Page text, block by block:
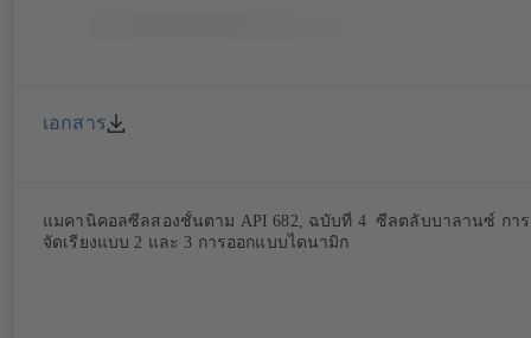
เอกสาร
แมคานิคอลซีลสองชั้นตาม API 682, ฉบับที่ 4 ซีลตลับบาลานซ์ การ
จัดเรียงแบบ 2 และ 3 การออกแบบไดนามิก